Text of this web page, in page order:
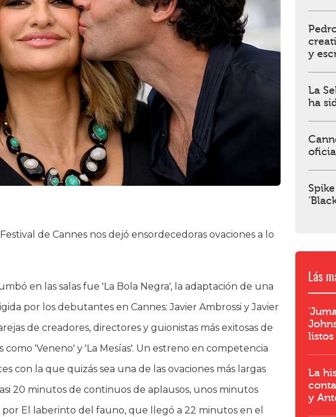
de Cannes nos dejó ensordecedoras ovaciones a lo
en las salas fue 'La Bola Negra', la adaptación de una
por los debutantes en Cannes: Javier Ambrossi y Javier
de creadores, directores y guionistas más exitosas de
'Veneno' y 'La Mesías'. Un estreno en competencia
con la que quizás sea una de las ovaciones más largas
20 minutos de continuos de aplausos, unos minutos
El laberinto del fauno, que llegó a 22 minutos en el
y
La
ha
Lás
La
y